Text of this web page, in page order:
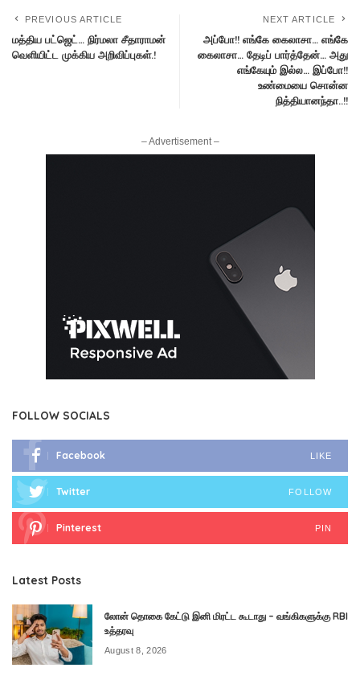
PREVIOUS ARTICLE
மத்திய பட்ஜெட்… நிர்மலா சீதாராமன்
வெளியிட்ட முக்கிய அறிவிப்புகள்.!
NEXT ARTICLE
அப்போ!! எங்கே கைலாசா… எங்கே
கைலாசா… தேடிப் பார்த்தேன்… அது
எங்கேயும் இல்ல… இப்போ!!
உண்மையை சொன்ன
நித்தியானந்தா..!!
– Advertisement –
FOLLOW SOCIALS
Facebook LIKE
Twitter FOLLOW
Pinterest PIN
Latest Posts
லோன் தொகை கேட்டு இனி மிரட்ட கூடாது – வங்கிகளுக்கு RBI
உத்தரவு
August 8, 2026